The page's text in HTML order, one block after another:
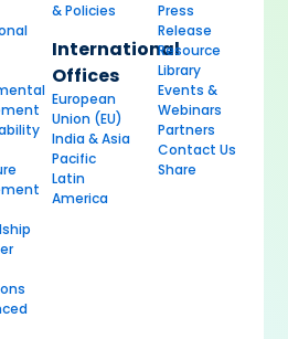
& Policies
International
Offices
European
Union (EU)
India & Asia
Pacific
Latin
America
Press
Release
Resource
Library
Events &
Webinars
Partners
Contact Us
Share